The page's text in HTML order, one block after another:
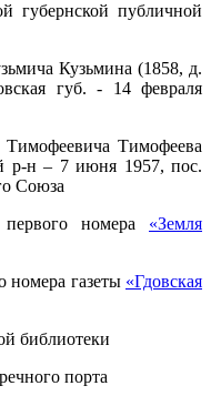
губернской публичной
Кузьмина (1858, д.
губ. - 14 февраля
Тимофеева
р-н – 7 июня 1957, пос.
Союза
номера «Земля
номера газеты «Гдовская
библиотеки
порта